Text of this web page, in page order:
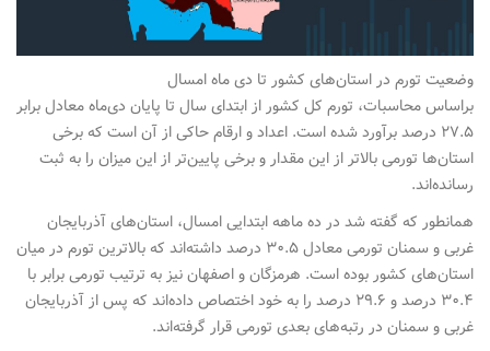
وضعیت تورم در استان‌های کشور تا دی ماه امسال
براساس محاسبات، تورم کل کشور از ابتدای سال تا پایان دی‌ماه معادل برابر
۲۷.۵ درصد برآورد شده است. اعداد و ارقام حاکی از آن است که برخی
استان‌ها تورمی بالاتر از این مقدار و برخی پایین‌تر از این میزان را به ثبت
رسانده‌اند.
همانطور که گفته شد در ده ماهه ابتدایی امسال، استان‌های آذربایجان
غربی و سمنان تورمی معادل ۳۰.۵ درصد داشته‌اند که بالاترین تورم در میان
استان‌های کشور بوده است. هرمزگان و اصفهان نیز به ترتیب تورمی برابر با
۳۰.۴ درصد و ۲۹.۶ درصد را به خود اختصاص داده‌اند که پس از آذربایجان
غربی و سمنان در رتبه‌های بعدی تورمی قرار گرفته‌اند.